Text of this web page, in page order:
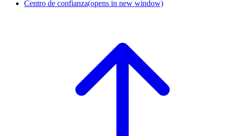
Centro de confianza(opens in new window)